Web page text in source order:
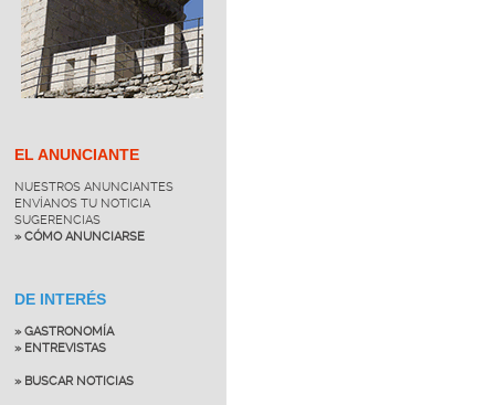
EL ANUNCIANTE
NUESTROS ANUNCIANTES
ENVÍANOS TU NOTICIA
SUGERENCIAS
» CÓMO ANUNCIARSE
DE INTERÉS
» GASTRONOMÍA
» ENTREVISTAS
» BUSCAR NOTICIAS